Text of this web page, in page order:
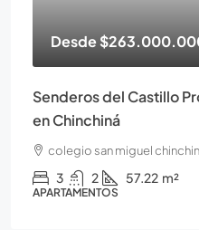
Desde
Senderos del Castillo
en Chinchiná
colegio san miguel
3 2 57.22 m²
APARTAMENTOS